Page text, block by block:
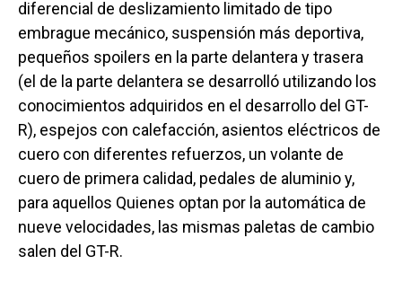
diferencial de deslizamiento limitado de tipo
embrague mecánico, suspensión más deportiva,
pequeños spoilers en la parte delantera y trasera
(el de la parte delantera se desarrolló utilizando los
conocimientos adquiridos en el desarrollo del GT-
R), espejos con calefacción, asientos eléctricos de
cuero con diferentes refuerzos, un volante de
cuero de primera calidad, pedales de aluminio y,
para aquellos Quienes optan por la automática de
nueve velocidades, las mismas paletas de cambio
salen del GT-R.